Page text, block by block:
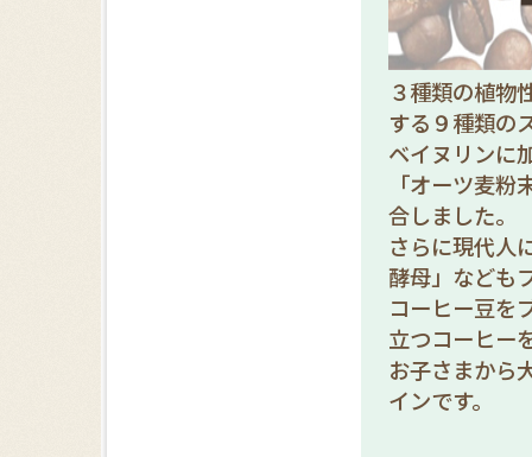
３種類の植物
する９種類の
ベイヌリンに
「オーツ麦
合しました。
さらに現代人
酵母」なども
コーヒー豆を
立つコーヒー
お子さまから
インです。